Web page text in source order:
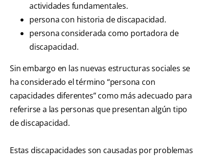
actividades fundamentales.
persona con historia de discapacidad.
persona considerada como portadora de
discapacidad.
Sin embargo en las nuevas estructuras sociales se
ha considerado el término “persona con
capacidades diferentes” como más adecuado para
referirse a las personas que presentan algún tipo
de discapacidad.
Estas discapacidades son causadas por problemas